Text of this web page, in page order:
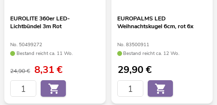
EUROLITE 360er LED-
Lichtbündel 3m Rot
No. 50499272
Bestand reicht ca. 11 Wo.
24,90 € 8,31€
EUROPALMS LED
Weihnachtskugel 6cm, rot 6x
No. 83500911
Bestand reicht ca. 12 Wo.
29,90€